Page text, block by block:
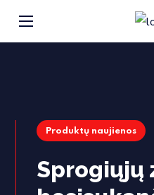
Produktų naujienos
Sprogiųjų